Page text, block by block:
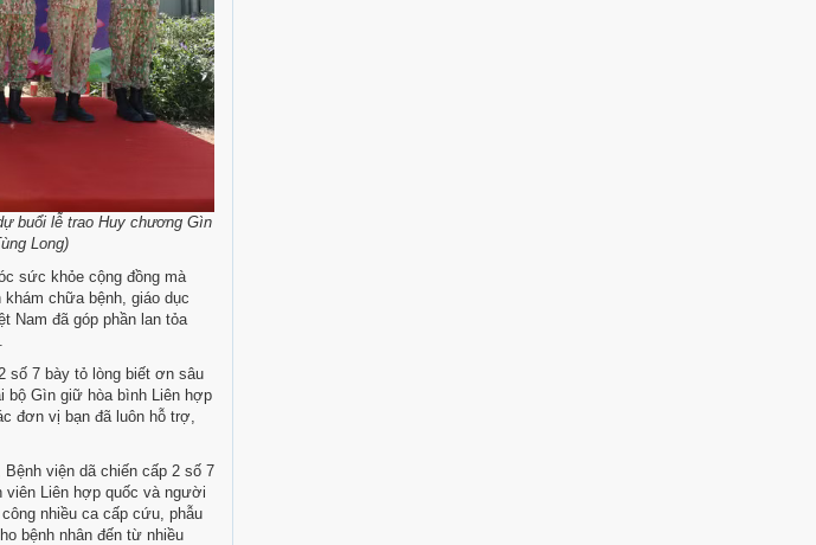
buổi lễ trao Huy chương Gìn
Long)
sức khỏe cộng đồng mà
chữa bệnh, giáo dục
Nam đã góp phần lan tỏa
số 7 bày tỏ lòng biết ơn sâu
bộ Gìn giữ hòa bình Liên hợp
đơn vị bạn đã luôn hỗ trợ,
viện dã chiến cấp 2 số 7
Liên hợp quốc và người
nhiều ca cấp cứu, phẫu
bệnh nhân đến từ nhiều